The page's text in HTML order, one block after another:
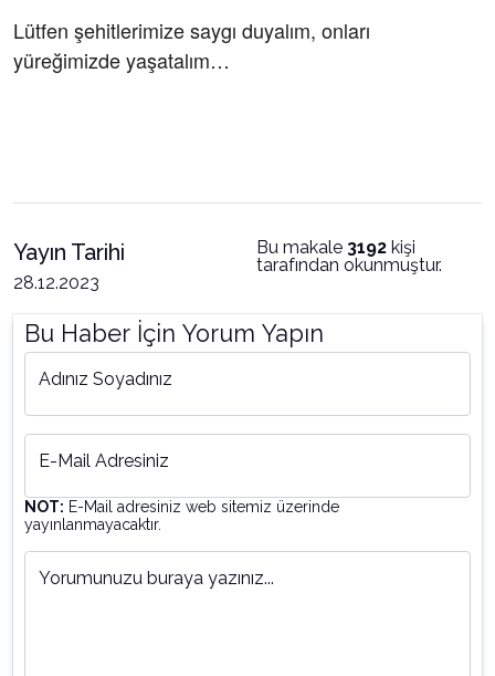
Lütfen şehitlerimize saygı duyalım, onları
yüreğimizde yaşatalım…
Yayın Tarihi
28.12.2023
Bu makale 3192 kişi
tarafından okunmuştur.
Bu Haber İçin Yorum Yapın
Adınız Soyadınız
E-Mail Adresiniz
NOT: E-Mail adresiniz web sitemiz üzerinde
yayınlanmayacaktır.
Yorumunuzu buraya yazınız...